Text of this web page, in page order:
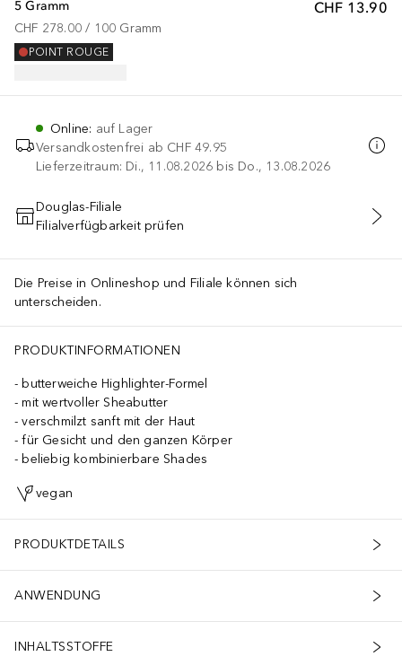
CHF 13.90
5 Gramm
CHF 278.00 / 100 Gramm
POINT ROUGE
Online: auf Lager
Versandkostenfrei ab CHF 49.95
Lieferzeitraum: Di., 11.08.2026 bis Do., 13.08.2026
IN DEN WARENKORB
Douglas-Filiale
Filialverfügbarkeit prüfen
Die Preise in Onlineshop und Filiale können sich
unterscheiden.
PRODUKTINFORMATIONEN
butterweiche Highlighter-Formel
mit wertvoller Sheabutter
verschmilzt sanft mit der Haut
für Gesicht und den ganzen Körper
beliebig kombinierbare Shades
vegan
PRODUKTDETAILS
ANWENDUNG
INHALTSSTOFFE